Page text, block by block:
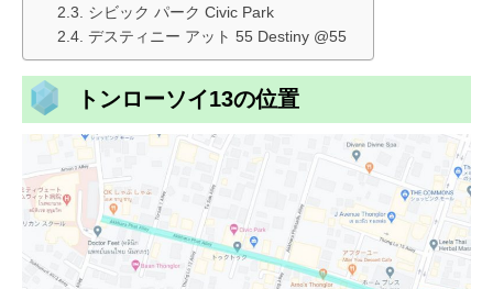
シビック パーク Civic Park
デスティニー アット 55 Destiny @55
トンローソイ13の位置